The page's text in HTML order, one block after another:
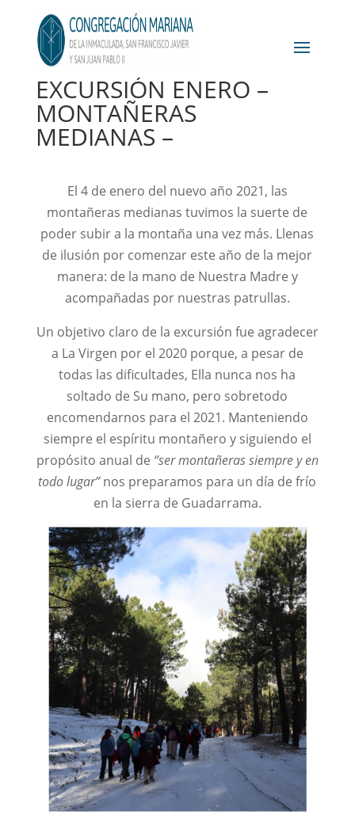
EXCURSIÓN ENERO –
MONTAÑERAS
MEDIANAS –
El 4 de enero del nuevo año 2021, las
montañeras medianas tuvimos la suerte de
poder subir a la montaña una vez más. Llenas
de ilusión por comenzar este año de la mejor
manera: de la mano de Nuestra Madre y
acompañadas por nuestras patrullas.
Un objetivo claro de la excursión fue agradecer
a La Virgen por el 2020 porque, a pesar de
todas las dificultades, Ella nunca nos ha
soltado de Su mano, pero sobretodo
encomendarnos para el 2021. Manteniendo
siempre el espíritu montañero y siguiendo el
propósito anual de “ser montañeras siempre y en
todo lugar”nos preparamos para un día de frío
en la sierra de Guadarrama.